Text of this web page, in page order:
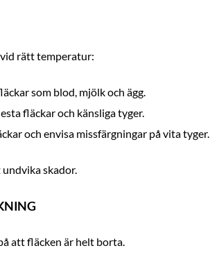
rätt temperatur:
som blod, mjölk och ägg.
fläckar och känsliga tyger.
och envisa missfärgningar på vita tyger.
skador.
att fläcken är helt borta.